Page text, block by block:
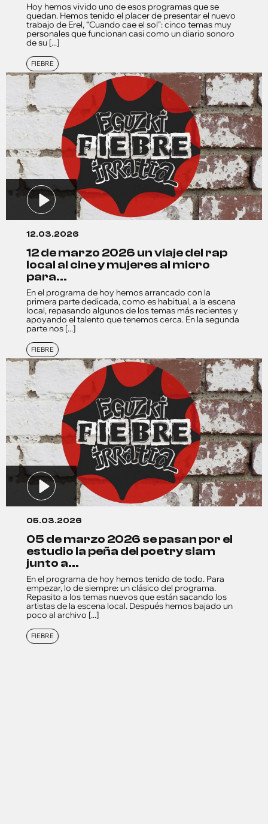
Hoy hemos vivido uno de esos programas que se
quedan. Hemos tenido el placer de presentar el nuevo
trabajo de Erel, “Cuando cae el sol”: cinco temas muy
personales que funcionan casi como un diario sonoro
de su [...]
FIEBRE
12.03.2026
12 de marzo 2026 un viaje del rap
local al cine y mujeres al micro
para...
En el programa de hoy hemos arrancado con la
primera parte dedicada, como es habitual, a la escena
local, repasando algunos de los temas más recientes y
apoyando el talento que tenemos cerca. En la segunda
parte nos [...]
FIEBRE
05.03.2026
05 de marzo 2026 se pasan por el
estudio la peña del poetry slam
junto a...
En el programa de hoy hemos tenido de todo. Para
empezar, lo de siempre: un clásico del programa.
Repasito a los temas nuevos que están sacando los
artistas de la escena local. Después hemos bajado un
poco al archivo [...]
FIEBRE